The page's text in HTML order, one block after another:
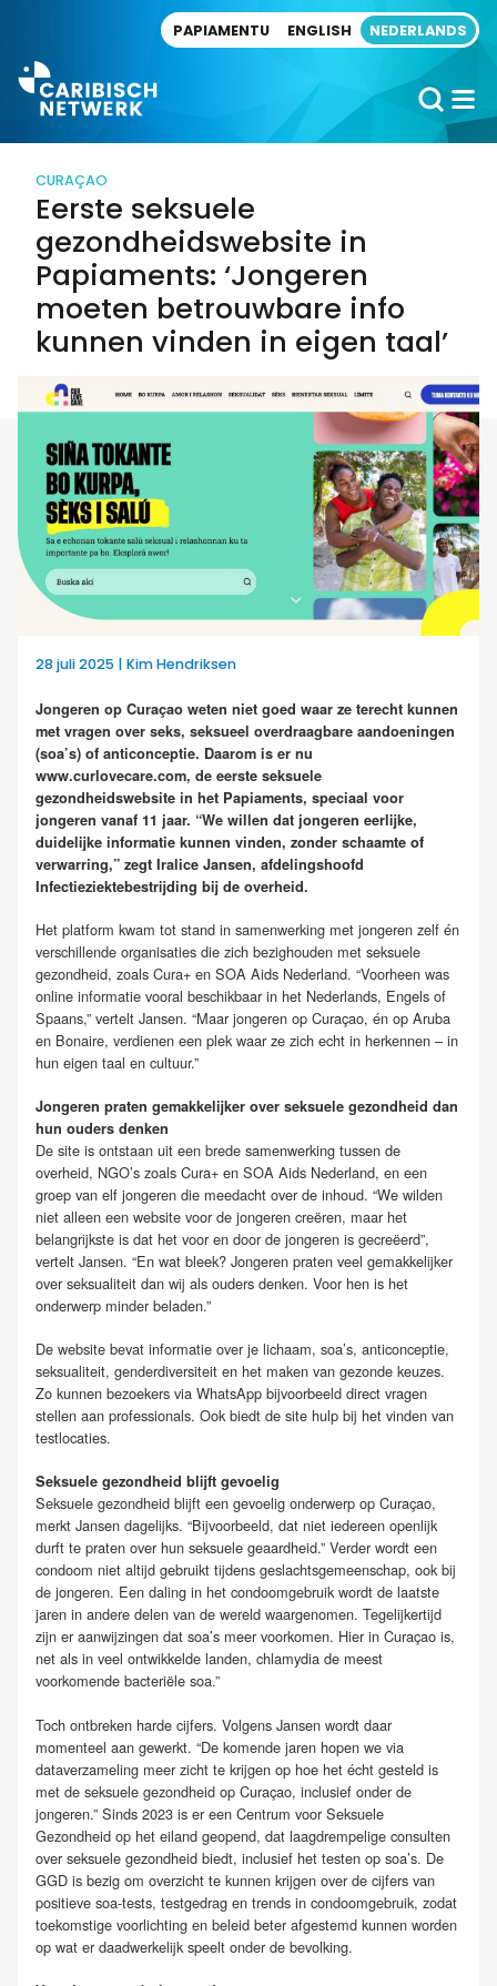
PAPIAMENTU ENGLISH NEDERLANDS
CURAÇAO
Eerste seksuele
gezondheidswebsite in
Papiaments: ‘Jongeren
moeten betrouwbare info
kunnen vinden in eigen taal’
28 juli 2025 | Kim Hendriksen
Jongeren op Curaçao weten niet goed waar ze terecht kunnen
met vragen over seks, seksueel overdraagbare aandoeningen
(soa’s) of anticonceptie. Daarom is er nu
www.curlovecare.com, de eerste seksuele
gezondheidswebsite in het Papiaments, speciaal voor
jongeren vanaf 11 jaar. “We willen dat jongeren eerlijke,
duidelijke informatie kunnen vinden, zonder schaamte of
verwarring,” zegt Iralice Jansen, afdelingshoofd
Infectieziektebestrijding bij de overheid.
Het platform kwam tot stand in samenwerking met jongeren zelf én
verschillende organisaties die zich bezighouden met seksuele
gezondheid, zoals Cura+ en SOA Aids Nederland. “Voorheen was
online informatie vooral beschikbaar in het Nederlands, Engels of
Spaans,” vertelt Jansen. “Maar jongeren op Curaçao, én op Aruba
en Bonaire, verdienen een plek waar ze zich echt in herkennen – in
hun eigen taal en cultuur.”
Jongeren praten gemakkelijker over seksuele gezondheid dan
hun ouders denken
De site is ontstaan uit een brede samenwerking tussen de
overheid, NGO’s zoals Cura+ en SOA Aids Nederland, en een
groep van elf jongeren die meedacht over de inhoud. “We wilden
niet alleen een website voor de jongeren creëren, maar het
belangrijkste is dat het voor en door de jongeren is gecreëerd”,
vertelt Jansen. “En wat bleek? Jongeren praten veel gemakkelijker
over seksualiteit dan wij als ouders denken. Voor hen is het
onderwerp minder beladen.”
De website bevat informatie over je lichaam, soa’s, anticonceptie,
seksualiteit, genderdiversiteit en het maken van gezonde keuzes.
Zo kunnen bezoekers via WhatsApp bijvoorbeeld direct vragen
stellen aan professionals. Ook biedt de site hulp bij het vinden van
testlocaties.
Seksuele gezondheid blijft gevoelig
Seksuele gezondheid blijft een gevoelig onderwerp op Curaçao,
merkt Jansen dagelijks. “Bijvoorbeeld, dat niet iedereen openlijk
durft te praten over hun seksuele geaardheid.” Verder wordt een
condoom niet altijd gebruikt tijdens geslachtsgemeenschap, ook bij
de jongeren. Een daling in het condoomgebruik wordt de laatste
jaren in andere delen van de wereld waargenomen. Tegelijkertijd
zijn er aanwijzingen dat soa’s meer voorkomen. Hier in Curaçao is,
net als in veel ontwikkelde landen, chlamydia de meest
voorkomende bacteriële soa.”
Toch ontbreken harde cijfers. Volgens Jansen wordt daar
momenteel aan gewerkt. “De komende jaren hopen we via
dataverzameling meer zicht te krijgen op hoe het écht gesteld is
met de seksuele gezondheid op Curaçao, inclusief onder de
jongeren.” Sinds 2023 is er een Centrum voor Seksuele
Gezondheid op het eiland geopend, dat laagdrempelige consulten
over seksuele gezondheid biedt, inclusief het testen op soa’s. De
GGD is bezig om overzicht te kunnen krijgen over de cijfers van
positieve soa-tests, testgedrag en trends in condoomgebruik, zodat
toekomstige voorlichting en beleid beter afgestemd kunnen worden
op wat er daadwerkelijk speelt onder de bevolking.